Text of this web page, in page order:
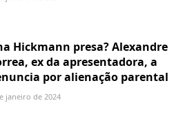
Hickmann presa? Alexandre
ex da apresentadora, a
por alienação parental
janeiro de 2024